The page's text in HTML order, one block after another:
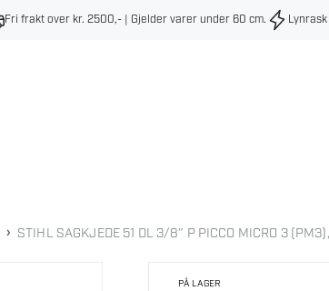
Fri frakt over kr. 2500,- | Gjelder varer under 60 cm.
› STIHL SAGKJEDE 51 DL 3/8″ P PICCO MICRO 3
PÅ LAGER